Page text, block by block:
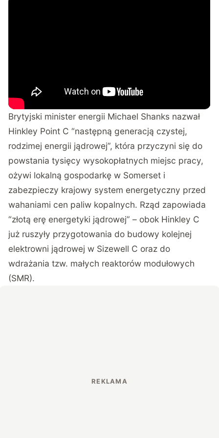
Brytyjski minister energii Michael Shanks nazwał
Hinkley Point C “następną generacją czystej,
rodzimej energii jądrowej”, która przyczyni się do
powstania tysięcy wysokopłatnych miejsc pracy,
ożywi lokalną gospodarkę w Somerset i
zabezpieczy krajowy system energetyczny przed
wahaniami cen paliw kopalnych. Rząd zapowiada
“złotą erę energetyki jądrowej” – obok Hinkley C
już ruszyły przygotowania do budowy kolejnej
elektrowni jądrowej w Sizewell C oraz do
wdrażania tzw. małych reaktorów modułowych
(SMR).